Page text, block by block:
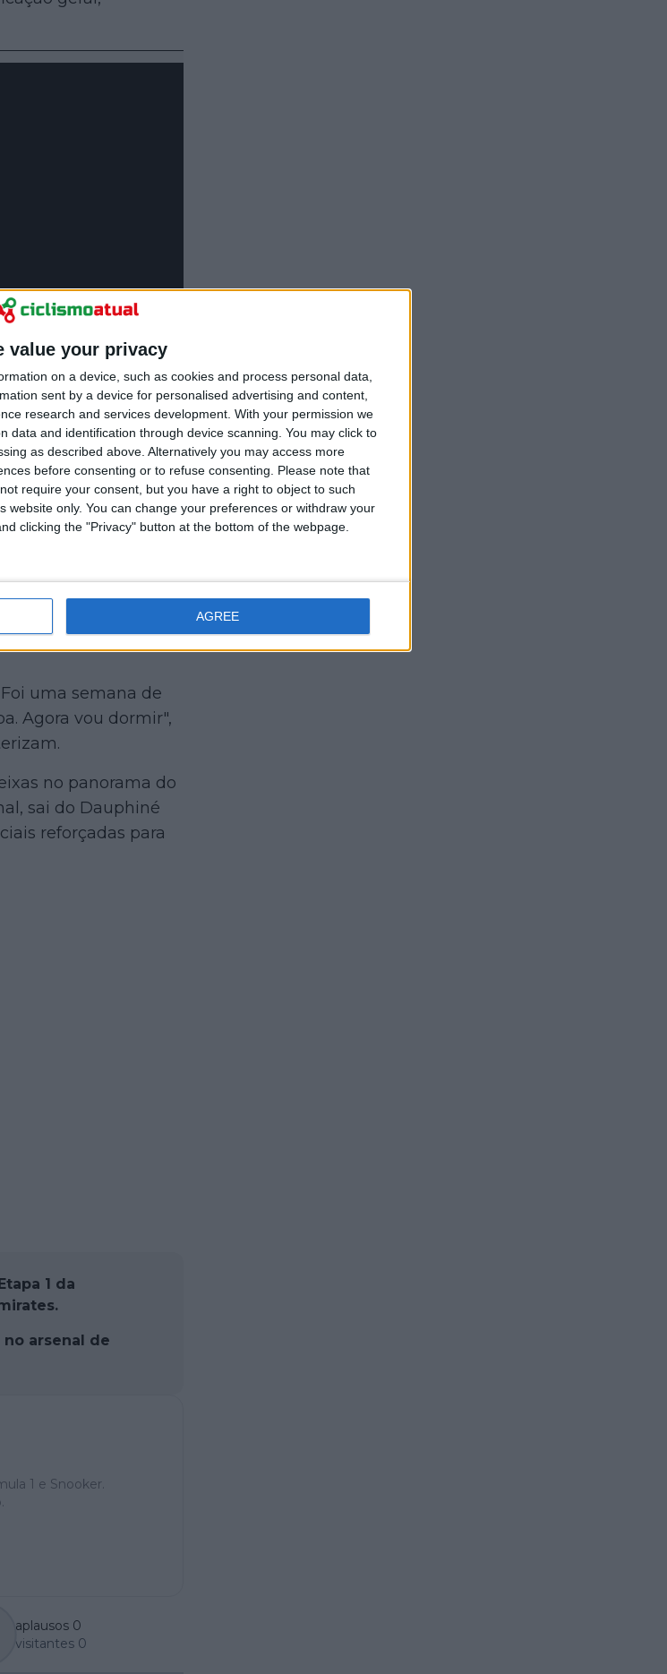
value your privacy
on a device, such as cookies and process personal data,
sent by a device for personalised advertising and content,
research and services development. With your permission we
data and identification through device scanning. You may click to
as described above. Alternatively you may access more
before consenting or to refuse consenting.
Please note that
require your consent, but you have a right to object to such
website only. You can change your preferences or withdraw your
clicking the "Privacy" button at the bottom of the webpage.
AGREE
uma semana ao
Seixas
repleta de
uma semana de
Agora vou dormir",
no panorama do
sai do Dauphiné
reforçadas para
1 da
arsenal de
1 e Snooker.
aplausos 0
visitantes 0